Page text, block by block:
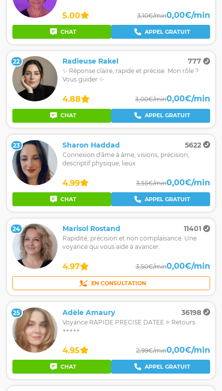
5.00 3,10€/min0,00€/min
CHAT APPEL GRATUIT
22 Radieuse Rakel 777
✨ Réponse claire, rapide et précise. Mon rôle ?
Vous guider ✨
4.88 3,00€/min0,00€/min
CHAT APPEL GRATUIT
23 Sharon Haddad 5622
Connexion d'âme à âme, visions, précision,
descriptif physique, lieux
4.99 3,55€/min0,00€/min
CHAT APPEL GRATUIT
24 Marisol Rostand 11401
Rapidité, précision et non complaisance. Une
voyance qui vous aide à avancer.
4.97 3,50€/min0,00€/min
EN CONSULTATION
25 Adèle Amaury 36198
Voyance RAPIDE PRECISE DATEE ⭐ Retours
+++++
4.95 2,99€/min0,00€/min
CHAT APPEL GRATUIT